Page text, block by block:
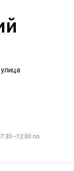
по